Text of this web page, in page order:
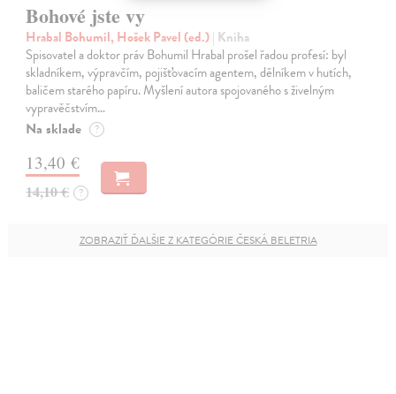
Bohové jste vy
Hrabal Bohumil, Hošek Pavel (ed.)| Kniha
Spisovatel a doktor práv Bohumil Hrabal prošel řadou profesí: byl
skladníkem, výpravčím, pojišťovacím agentem, dělníkem v hutích,
baličem starého papíru. Myšlení autora spojovaného s živelným
vypravěčstvím…
Na sklade ?
13,40 €
14,10 € ?
ZOBRAZIŤ ĎALŠIE Z KATEGÓRIE ČESKÁ BELETRIA